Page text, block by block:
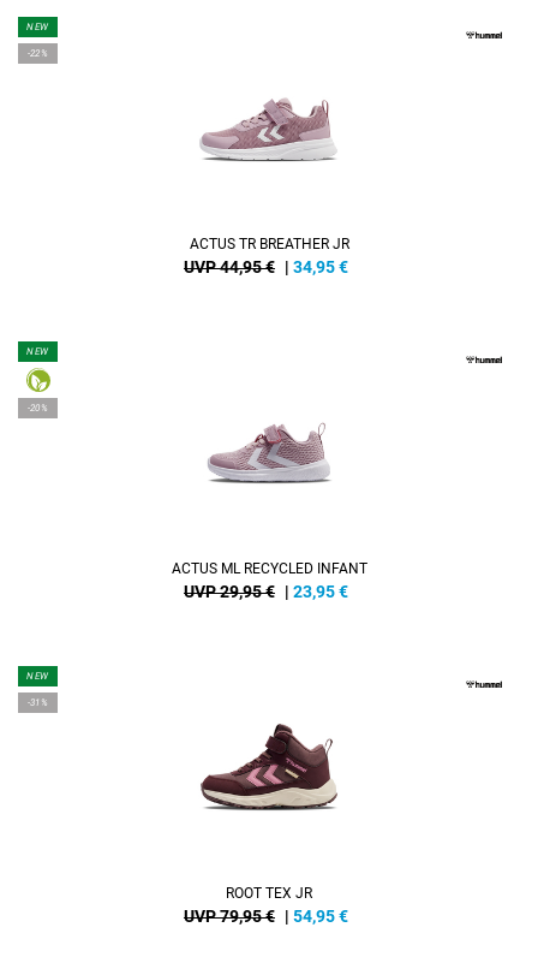
NEW
-22%
ACTUS TR BREATHER JR
UVP 44,95 € | 34,95€
NEW
-20%
ACTUS ML RECYCLED INFANT
UVP 29,95 € | 23,95€
NEW
-31%
ROOT TEX JR
UVP 79,95 € | 54,95€